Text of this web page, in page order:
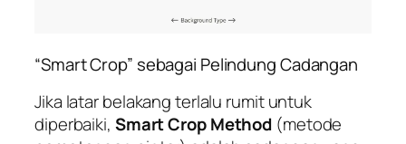
“Smart Crop” sebagai Pelindung Cadangan
Jika latar belakang terlalu rumit untuk
diperbaiki, Smart Crop Method (metode